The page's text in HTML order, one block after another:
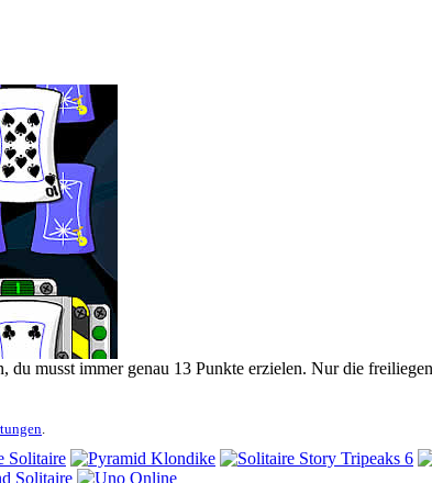
musst immer genau 13 Punkte erzielen. Nur die